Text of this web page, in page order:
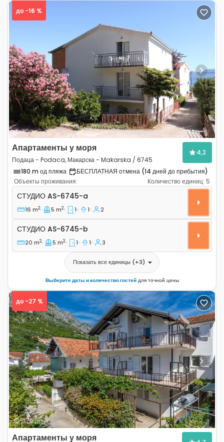
Previous Next
до -16 %
Апартаменты у моря
Подаца - Podaca, Макарска - Makarska / 6745
4,2
180 m од пляжа
БЕСПЛАТНАЯ отмена (14 дней до прибытия)
Объекты проживания:
Количество единиц: 5
Студио-апартаменты Подаца - Podaca, Макарска -
СТУДИО AS-6745-a
16 m2 5 m2 1 1 2
Студио AS-6745-b
СТУДИО AS-6745-b
20 m2 5 m2 1 1 3
Показать все единицы (+3)
Выберите даты и количество гостейдля точной цены
Previous Next
до -27 %
Апартаменты у моря